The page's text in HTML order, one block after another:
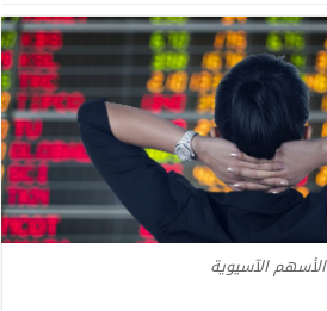
الأسهم الآسيوية